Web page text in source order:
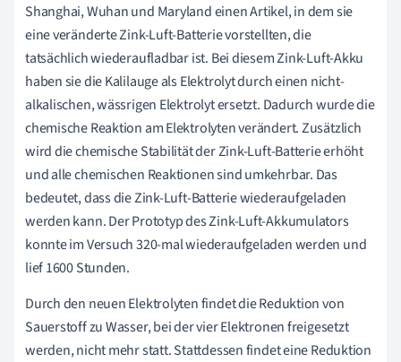
Shanghai, Wuhan und Maryland einen Artikel, in dem sie
eine veränderte Zink-Luft-Batterie vorstellten, die
tatsächlich wiederaufladbar ist. Bei diesem Zink-Luft-Akku
haben sie die Kalilauge als Elektrolyt durch einen nicht-
alkalischen, wässrigen Elektrolyt ersetzt. Dadurch wurde die
chemische Reaktion am Elektrolyten verändert. Zusätzlich
wird die chemische Stabilität der Zink-Luft-Batterie erhöht
und alle chemischen Reaktionen sind umkehrbar. Das
bedeutet, dass die Zink-Luft-Batterie wiederaufgeladen
werden kann. Der Prototyp des Zink-Luft-Akkumulators
konnte im Versuch 320-mal wiederaufgeladen werden und
lief 1600 Stunden.
Durch den neuen Elektrolyten findet die Reduktion von
Sauerstoff zu Wasser, bei der vier Elektronen freigesetzt
werden, nicht mehr statt. Stattdessen findet eine Reduktion